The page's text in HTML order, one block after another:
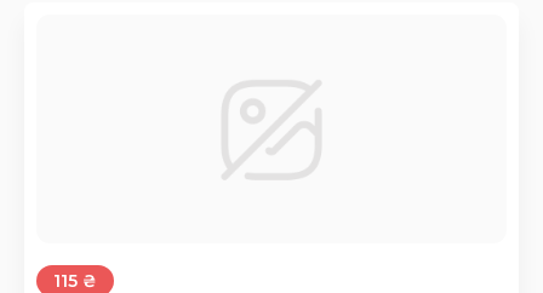
115 ₴